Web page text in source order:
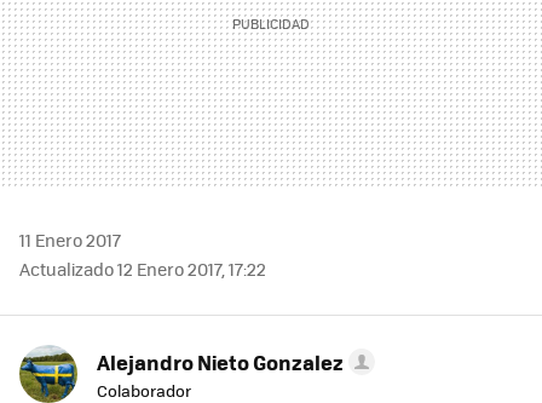
11 Enero 2017
Actualizado 12 Enero 2017, 17:22
Alejandro Nieto Gonzalez
Colaborador